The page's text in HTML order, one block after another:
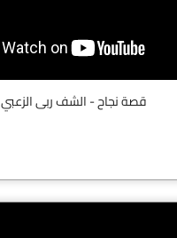
قصة نجاح - الشف ربى الزعبي